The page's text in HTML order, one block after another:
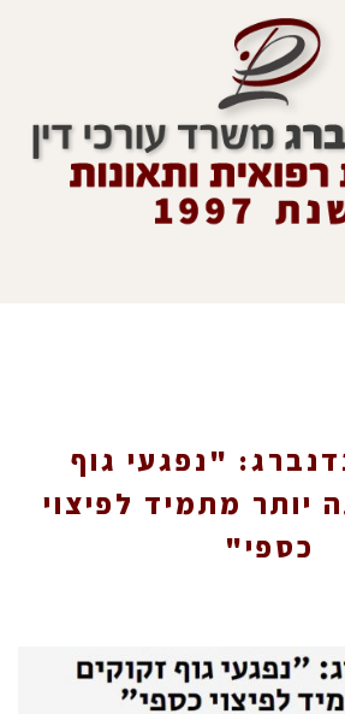
"נפגעי גוף
יותר מתמיד לפיצוי
כספי"